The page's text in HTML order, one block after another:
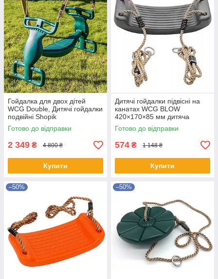
Гойдалка для двох дітей
WCG Double, Дитячі гойдалки
подвійні Shopik
Готово до відправки
2 349 ₴ 4 800 ₴
Купити
Дитячі гойдалки підвісні на
канатах WCG BLOW
420×170×85 мм дитяча
гойдалка для саду веранди
та ігрового майданчику
Готово до відправки
574 ₴ 1 148 ₴
Купити
–50% –50%